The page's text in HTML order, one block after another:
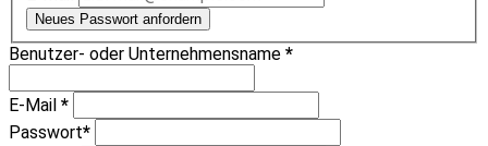
Neues Passwort anfordern
Benutzer- oder Unternehmensname *
E-Mail *
Passwort*